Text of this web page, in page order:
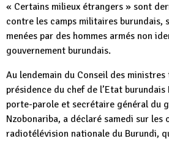
« Certains milieux étrangers » sont
contre les camps militaires burundais,
menées par des hommes armés non
gouvernement burundais.
Au lendemain du Conseil des
présidence du chef de l’Etat
porte-parole et secrétaire général du
Nzobonariba, a déclaré samedi sur les
radiotélévision nationale du Burundi,